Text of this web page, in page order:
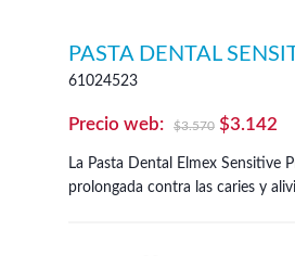
PASTA DENTAL
61024523
$3.570 El
precio
original
$3.142
La Pasta Dental Elmex Sensitive
prolongada contra las caries y